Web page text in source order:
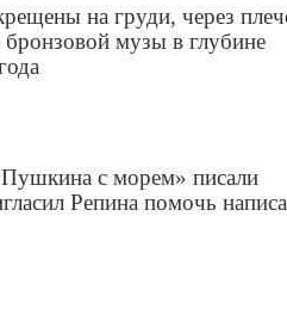
на груди, через
бронзовой музы в глубине
с морем» писали
Репина помочь